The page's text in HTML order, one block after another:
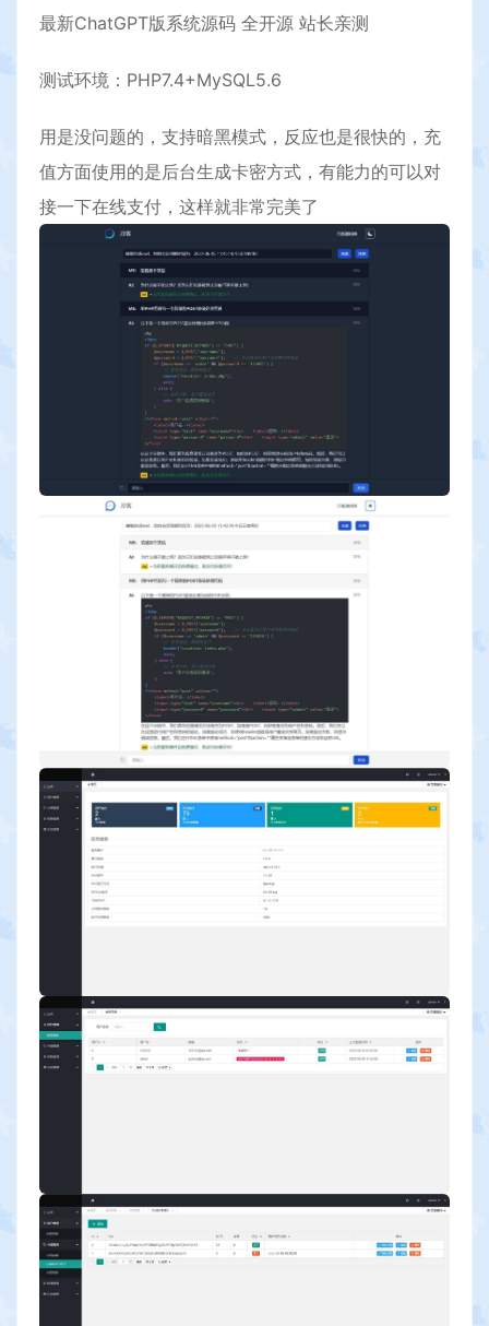
最新ChatGPT版系统源码 全开源 站长亲测
测试环境：PHP7.4+MySQL5.6
用是没问题的，支持暗黑模式，反应也是很快的，充
值方面使用的是后台生成卡密方式，有能力的可以对
接一下在线支付，这样就非常完美了